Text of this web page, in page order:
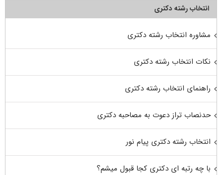
انتخاب رشته دکتری
مشاوره انتخاب رشته دکتری
نکات انتخاب رشته دکتری
راهنمای انتخاب رشته دکتری
حدنصاب تراز دعوت به مصاحبه دکتری
انتخاب رشته دکتری پیام نور
با چه رتبه ای دکتری کجا قبول میشم؟